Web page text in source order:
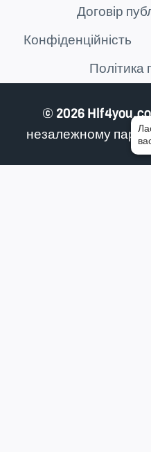
Договір
Конфіденційність
Політика
© 2026
незалежному